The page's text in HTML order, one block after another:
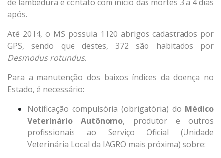
de lambedura e contato com início das mortes 3 a 4 dias
após.
Até 2014, o MS possuia 1120 abrigos cadastrados por
GPS, sendo que destes, 372 são habitados por
Desmodus rotundus.
Para a manutenção dos baixos índices da doença no
Estado, é necessário:
Notificação compulsória (obrigatória) do Médico
Veterinário Autônomo, produtor e outros
profissionais ao Serviço Oficial (Unidade
Veterinária Local da IAGRO mais próxima) sobre: